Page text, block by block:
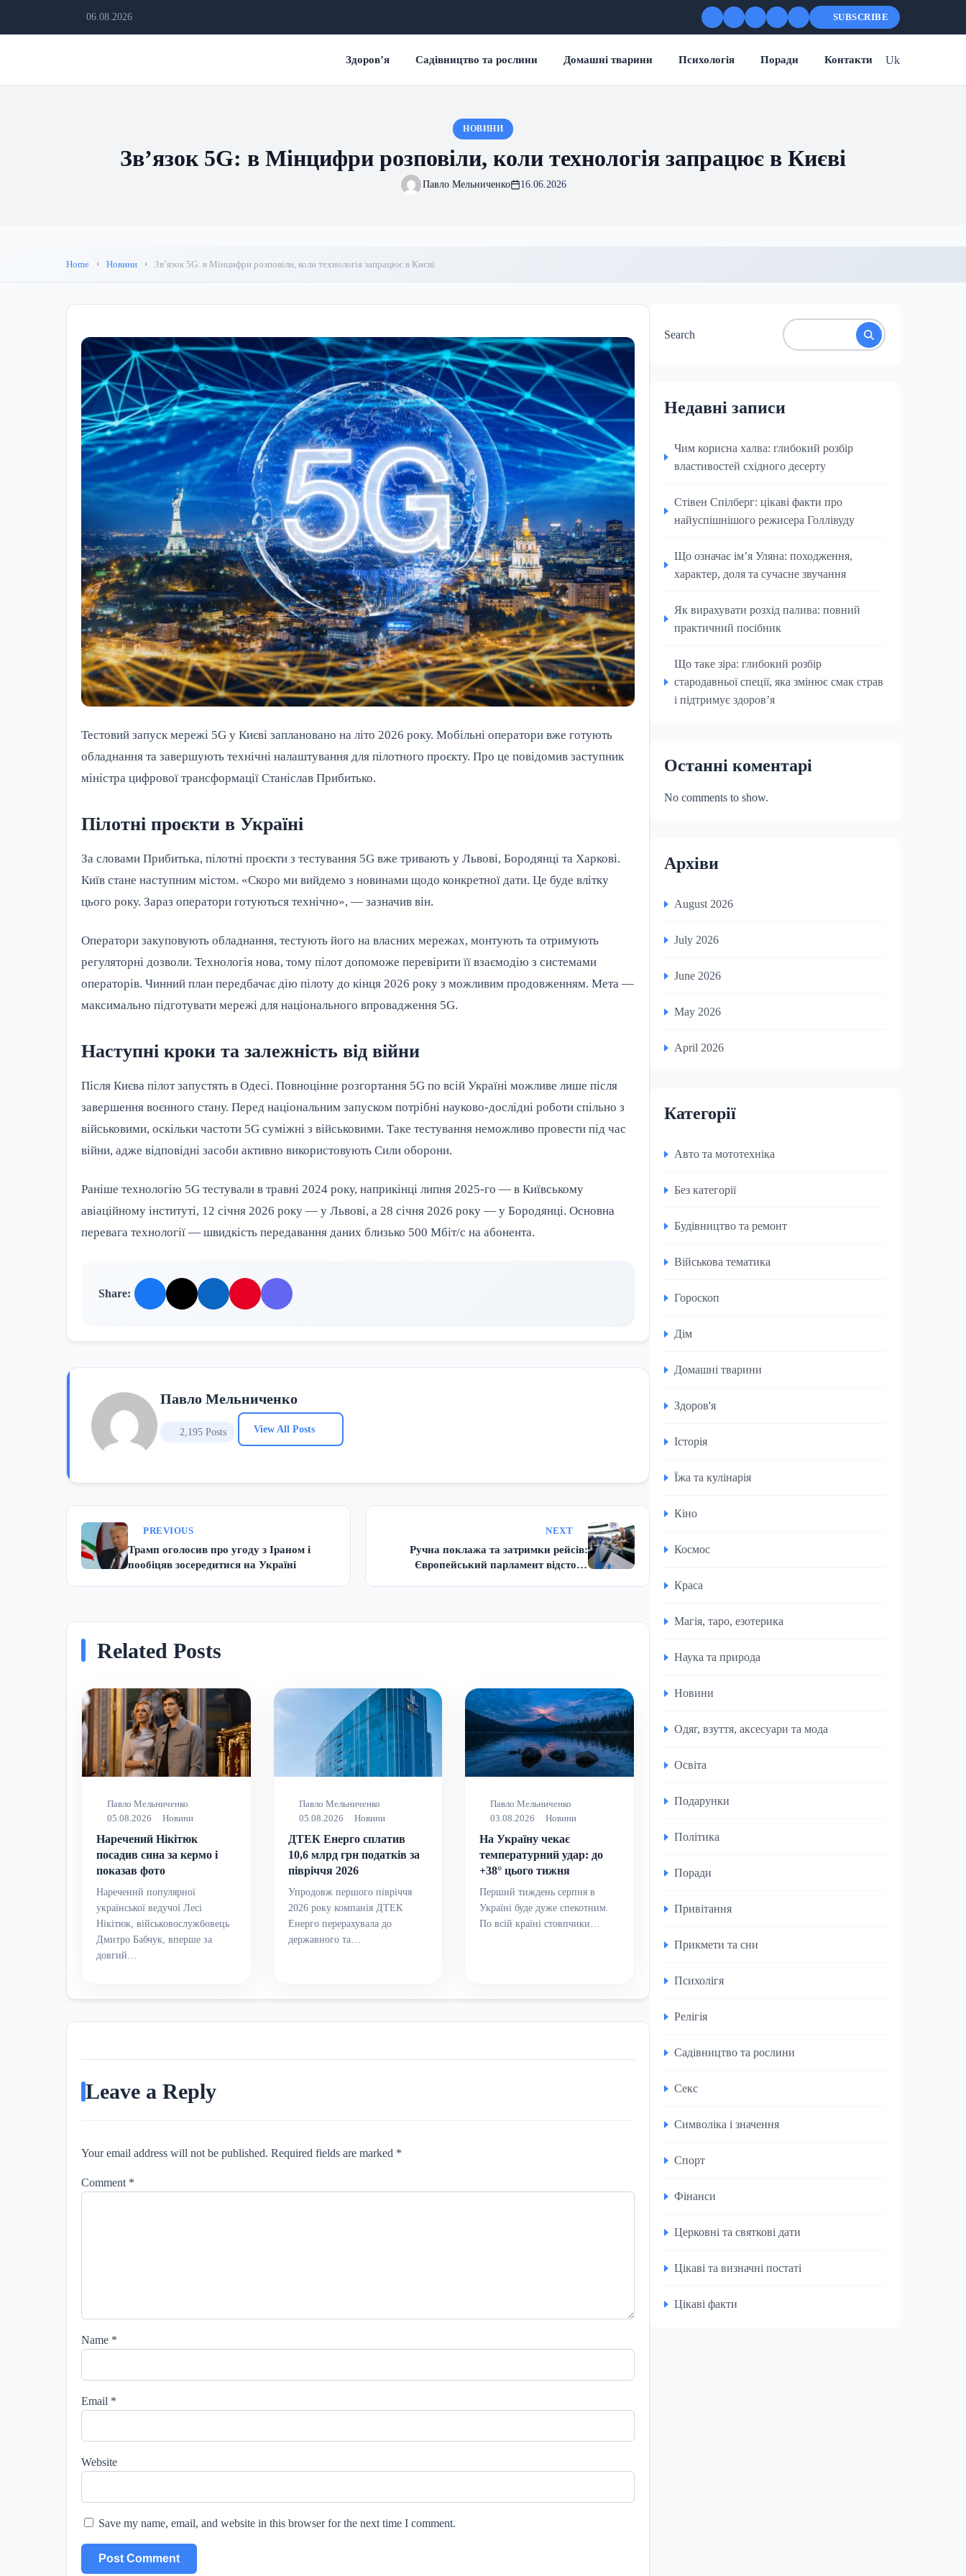
06.08.2026 SUBSCRIBE
Здоров’я Садівництво та рослини Домашні тварини Психологія Поради Контакти Uk
НОВИНИ
Звʼязок 5G: в Мінцифри розповіли, коли технологія запрацює в Києві
Павло Мельниченко 16.06.2026
Home Новини Звʼязок 5G: в Мінцифри розповіли, коли технологія запрацює в Києві
Тестовий запуск мережі 5G у Києві заплановано на літо 2026 року. Мобільні оператори вже готують
обладнання та завершують технічні налаштування для пілотного проєкту. Про це повідомив заступник
міністра цифрової трансформації Станіслав Прибитько.
Пілотні проєкти в Україні
За словами Прибитька, пілотні проєкти з тестування 5G вже тривають у Львові, Бородянці та Харкові.
Київ стане наступним містом. «Скоро ми вийдемо з новинами щодо конкретної дати. Це буде влітку
цього року. Зараз оператори готуються технічно», — зазначив він.
Оператори закуповують обладнання, тестують його на власних мережах, монтують та отримують
регуляторні дозволи. Технологія нова, тому пілот допоможе перевірити її взаємодію з системами
операторів. Чинний план передбачає дію пілоту до кінця 2026 року з можливим продовженням. Мета —
максимально підготувати мережі для національного впровадження 5G.
Наступні кроки та залежність від війни
Після Києва пілот запустять в Одесі. Повноцінне розгортання 5G по всій Україні можливе лише після
завершення воєнного стану. Перед національним запуском потрібні науково-дослідні роботи спільно з
військовими, оскільки частоти 5G суміжні з військовими. Таке тестування неможливо провести під час
війни, адже відповідні засоби активно використовують Сили оборони.
Раніше технологію 5G тестували в травні 2024 року, наприкінці липня 2025-го — в Київському
авіаційному інституті, 12 січня 2026 року — у Львові, а 28 січня 2026 року — у Бородянці. Основна
перевага технології — швидкість передавання даних близько 500 Мбіт/с на абонента.
Share:
Павло Мельниченко
2,195 Posts View All Posts
PREVIOUS
Трамп оголосив про угоду з Іраном і
пообіцяв зосередитися на Україні
NEXT
Ручна поклажа та затримки рейсів:
Європейський парламент відстояв
Related Posts
Павло Мельниченко
05.08.2026
Новини
Наречений Нікітюк
посадив сина за кермо і
показав фото
Наречений популярної
української ведучої Лесі
Нікітюк, військовослужбовець
Дмитро Бабчук, вперше за
довгий…
Павло Мельниченко
05.08.2026
Новини
ДТЕК Енерго сплатив
10,6 млрд грн податків за
півріччя 2026
Упродовж першого півріччя
2026 року компанія ДТЕК
Енерго перерахувала до
державного та…
Павло Мельниченко
03.08.2026
Новини
На Україну чекає
температурний удар: до
+38° цього тижня
Перший тиждень серпня в
Україні буде дуже спекотним.
По всій країні стовпчики…
Leave a Reply
Your email address will not be published. Required fields are marked *
Comment *
Name *
Email *
Website
Save my name, email, and website in this browser for the next time I comment.
Search
Недавні записи
Чим корисна халва: глибокий розбір
властивостей східного десерту
Стівен Спілберг: цікаві факти про
найуспішнішого режисера Голлівуду
Що означає ім’я Уляна: походження,
характер, доля та сучасне звучання
Як вирахувати розхід палива: повний
практичний посібник
Що таке зіра: глибокий розбір
стародавньої спеції, яка змінює смак страв
і підтримує здоров’я
Останні коментарі
No comments to show.
Архіви
August 2026
July 2026
June 2026
May 2026
April 2026
Категорії
Авто та мототехніка
Без категорії
Будівництво та ремонт
Військова тематика
Гороскоп
Дім
Домашні тварини
Здоров'я
Історія
Їжа та кулінарія
Кіно
Космос
Краса
Магія, таро, езотерика
Наука та природа
Новини
Одяг, взуття, аксесуари та мода
Освіта
Подарунки
Політика
Поради
Привітання
Прикмети та сни
Психолігя
Релігія
Садівництво та рослини
Секс
Символіка і значення
Спорт
Фінанси
Церковні та святкові дати
Цікаві та визначні постаті
Цікаві факти